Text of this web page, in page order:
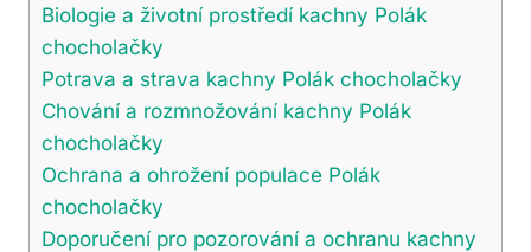
Biologie a životní prostředí kachny Polák
chocholačky
Potrava a strava kachny Polák chocholačky
Chování a rozmnožování kachny Polák
chocholačky
Ochrana a ohrožení populace Polák
chocholačky
Doporučení pro pozorování a ochranu kachny